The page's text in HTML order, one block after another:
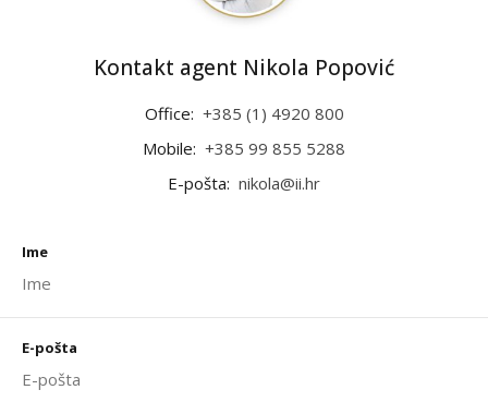
Kontakt agent Nikola Popović
Office: +385 (1) 4920 800
Mobile: +385 99 855 5288
E-pošta: nikola@ii.hr
Ime
E-pošta